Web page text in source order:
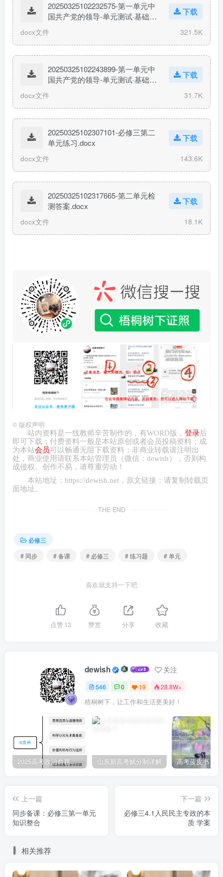
20250325102232575-第一单元中
国共产党的领导-单元测试·基础卷.
下载
docx文件 321.5K
20250325102243899-第一单元中
国共产党的领导-单元测试·基础卷
下载
docx文件 31.7K
20250325102307101-必修三第二
单元练习.docx
下载
docx文件 143.6K
20250325102317665-第二单元检
测答案.docx
下载
docx文件 18.1K
© 版权声明
站内资料是一线教师辛苦制作的，有WORD版， 登录后
即可下载；付费资料一般是本站原创或者会员投稿资料；成
为本站会员可以畅通无阻下载资料；非商业转载请注明出
处，商业使用请联系本站管理员（微信： dewish ），否则构
成侵权。创作不易，请尊重劳动！
本站地址： https://dewish.net ，原文链接：请复制转载页
面地址。
THE END
必修三
# 同步
# 备课 # 必修三 # 练习题 # 单元
喜欢就支持一下吧
点赞13 赞赏 分享 收藏
dewish 关注
546 0 19 28.8W+
梧桐树下，让工作和生活更美好！
2025高考政治命题纲要解读 山东新高考赋分制详解
上一篇
同步备课：必修三第一单元
知识整合
下一篇
必修三4.1人民民主专政的本
质 学案
相关推荐